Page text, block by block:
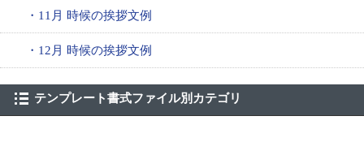
・11月 時候の挨拶文例
・12月 時候の挨拶文例
テンプレート書式ファイル別カテゴリ